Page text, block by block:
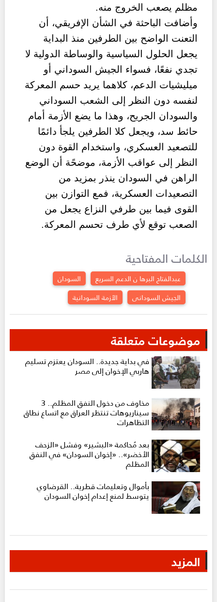
مظلم يصعب الخروج منه.
وأضافت الباحثة في الشأن الإفريقي، أن
التعنت الواضح بين الطرفين منذ البداية
يجعل الحلول السياسية والوساطة الدولية لا
تجدي نفعًا، فسواء الجيش السوداني أو
ميليشيات الدعم، كلاهما يريد حسم المعركة
لنفسه دون النظر إلى الشعب السوداني
والسودان الجريح، وهذا ما يضع الأزمة أمام
حائط سد، ويجعل كلا الطرفين يلجأ دائمًا
للتصعيد العسكري، واستخدام القوة دون
النظر إلى عواقب الأزمة، موضحًة أن الوضع
الراهن في السودان ينذر بمزيد من
التصعيدات العسكرية، فمع التوازن بين
القوى فيما بين طرفي النزاع يجعل من
الصعب توقع لأي طرف تحسم المعركة.
الكلمات المفتاحية
عبدالفتاح البرها ن الدعم السريع
السودان
الجيش السودانى
الأزمة السودانية
موضوعات متعلقة
في بداية جديدة.. السودان يعتزم تسليم
هاربي الإخوان إلى مصر
مخاوف من دخول النفق المظلم.. 3
سيناريوهات تنتظر العراق مع اتساع نطاق
التظاهرات
بعد مُحاكمة «البشير» وفشل «الزحف
الأخضر».. «إخوان السودان» في النفق
المظلم
بأموال وتعليمات قطرية.. القرضاوي
يتوسط لمنع إعدام إخوان السودان
المزيد